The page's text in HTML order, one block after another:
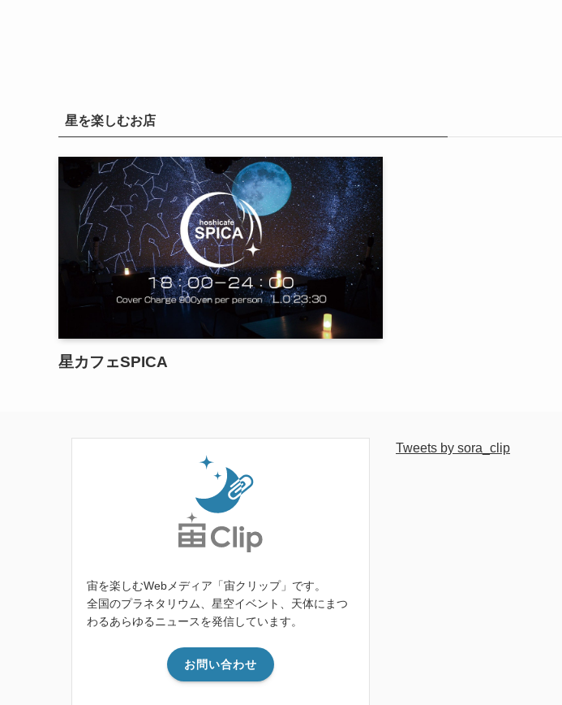
星を楽しむお店
星カフェSPICA
宙を楽しむWebメディア「宙クリップ」です。
全国のプラネタリウム、星空イベント、天体にまつ
わるあらゆるニュースを発信しています。
お問い合わせ
Tweets by sora_clip